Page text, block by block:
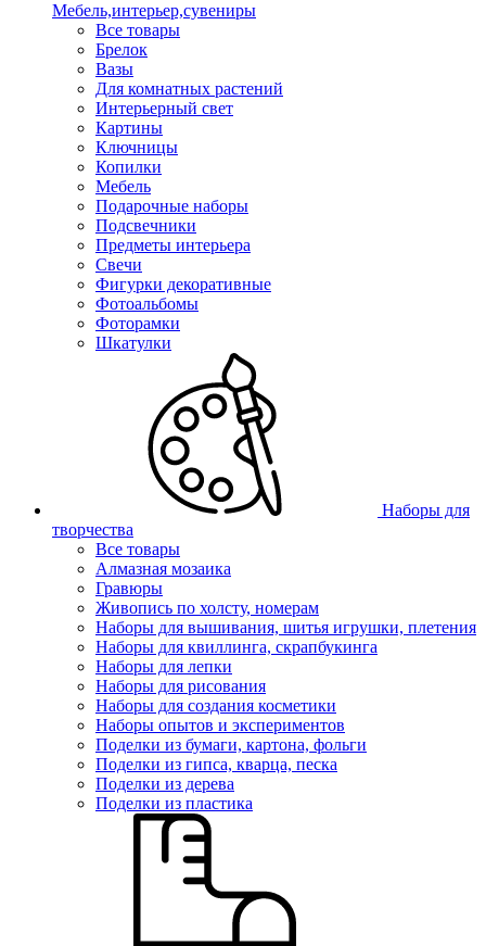
Мебель,интерьер,сувениры
Все товары
Брелок
Вазы
Для комнатных растений
Интерьерный свет
Картины
Ключницы
Копилки
Мебель
Подарочные наборы
Подсвечники
Предметы интерьера
Свечи
Фигурки декоративные
Фотоальбомы
Фоторамки
Шкатулки
Наборы для
творчества
Все товары
Алмазная мозаика
Гравюры
Живопись по холсту, номерам
Наборы для вышивания, шитья игрушки, плетения
Наборы для квиллинга, скрапбукинга
Наборы для лепки
Наборы для рисования
Наборы для создания косметики
Наборы опытов и экспериментов
Поделки из бумаги, картона, фольги
Поделки из гипса, кварца, песка
Поделки из дерева
Поделки из пластика